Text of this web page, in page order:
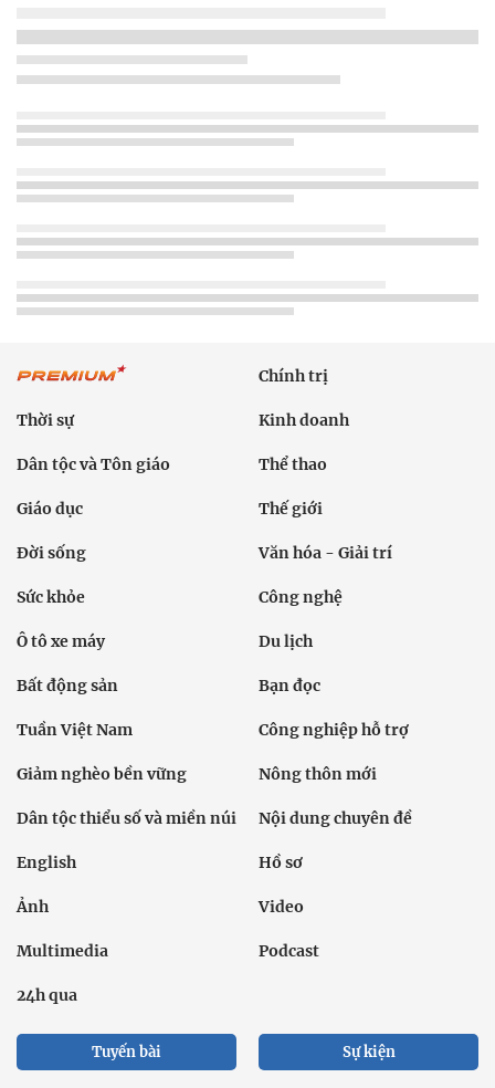
Chính trị
Thời sự Kinh doanh
Dân tộc và Tôn giáo Thể thao
Giáo dục Thế giới
Đời sống Văn hóa - Giải trí
Sức khỏe Công nghệ
Ô tô xe máy Du lịch
Bất động sản Bạn đọc
Tuần Việt Nam Công nghiệp hỗ trợ
Giảm nghèo bền vững Nông thôn mới
Dân tộc thiểu số và miền núi Nội dung chuyên đề
English Hồ sơ
Ảnh Video
Multimedia Podcast
24h qua
Tuyến bài Sự kiện